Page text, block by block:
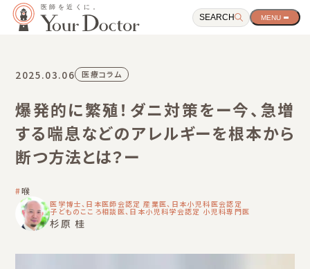
SEARCH
サ
シ
ン
2025.03.06 医療コラム
爆発的に繁殖！ダニ対策をー今、急増
する喘息などのアレルギーを根本から
断つ方法とは？ー
喉
医学博士、日本医師会認定 産業医、日本小児科医会認定
子どものこころ相談医、日本小児科学会認定 小児科専門医
杉原 桂